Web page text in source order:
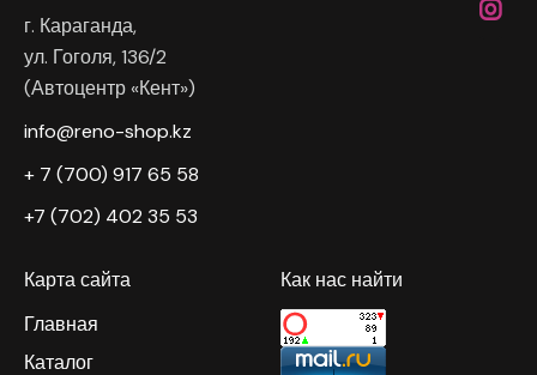
г. Караганда,
ул. Гоголя, 136/2
(Автоцентр «Кент»)
info@reno-shop.kz
+ 7 (700) 917 65 58
+7 (702) 402 35 53
Карта сайта
Главная
Каталог
Как нас найти